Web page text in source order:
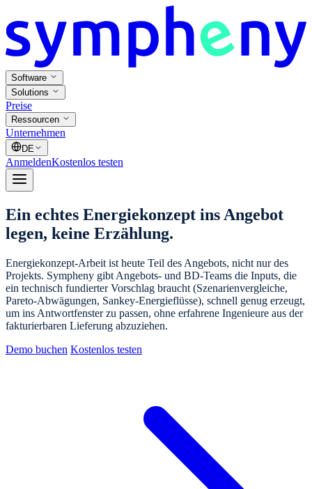
Software
Solutions
Preise
Ressourcen
Unternehmen
DE
AnmeldenKostenlos testen
Ein echtes Energiekonzept ins Angebot
legen, keine Erzählung.
Energiekonzept-Arbeit ist heute Teil des Angebots, nicht nur des
Projekts. Sympheny gibt Angebots- und BD-Teams die Inputs, die
ein technisch fundierter Vorschlag braucht (Szenarienvergleiche,
Pareto-Abwägungen, Sankey-Energieflüsse), schnell genug erzeugt,
um ins Antwortfenster zu passen, ohne erfahrene Ingenieure aus der
fakturierbaren Lieferung abzuziehen.
Demo buchen Kostenlos testen